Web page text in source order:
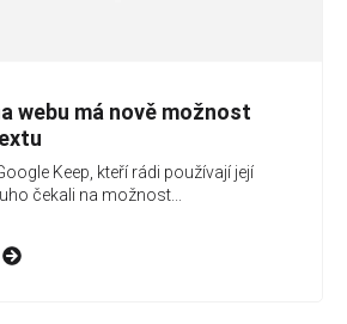
webu má nově možnost
Keep, kteří rádi používají její
čekali na možnost...